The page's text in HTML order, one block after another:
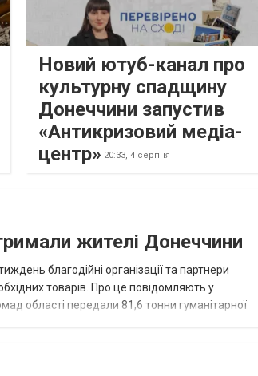
Новий ютуб-канал про
культурну спадщину
Донеччини запустив
«Антикризовий медіа-
центр» 20:33, 4 серпня
жителі Донеччини
благодійні організації та партнери
товарів. Про це повідомляють у
області передали 81,6 тонни гуманітарної